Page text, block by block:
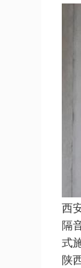
西
隔
式
陕